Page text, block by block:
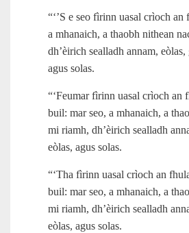
“‘’S e seo fìrinn uasal crìoch an
a mhanaich, a thaobh nithean
dh’èirich sealladh annam,
agus solas.
“‘Feumar fìrinn uasal crìoch an
buil: mar seo, a mhanaich, a
mi riamh, dh’èirich sealladh
eòlas, agus solas.
“‘Tha fìrinn uasal crìoch an
buil: mar seo, a mhanaich, a
mi riamh, dh’èirich sealladh
eòlas, agus solas.